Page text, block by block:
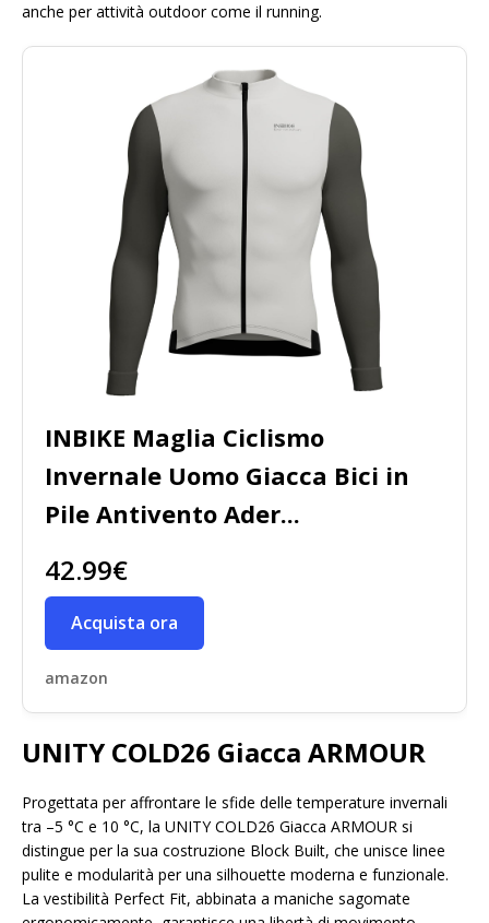
anche per attività outdoor come il running.
INBIKE Maglia Ciclismo
Invernale Uomo Giacca Bici in
Pile Antivento Ader...
42.99€
Acquista ora
amazon
UNITY COLD26 Giacca ARMOUR
Progettata per affrontare le sfide delle temperature invernali
tra –5 °C e 10 °C, la UNITY COLD26 Giacca ARMOUR si
distingue per la sua costruzione Block Built, che unisce linee
pulite e modularità per una silhouette moderna e funzionale.
La vestibilità Perfect Fit, abbinata a maniche sagomate